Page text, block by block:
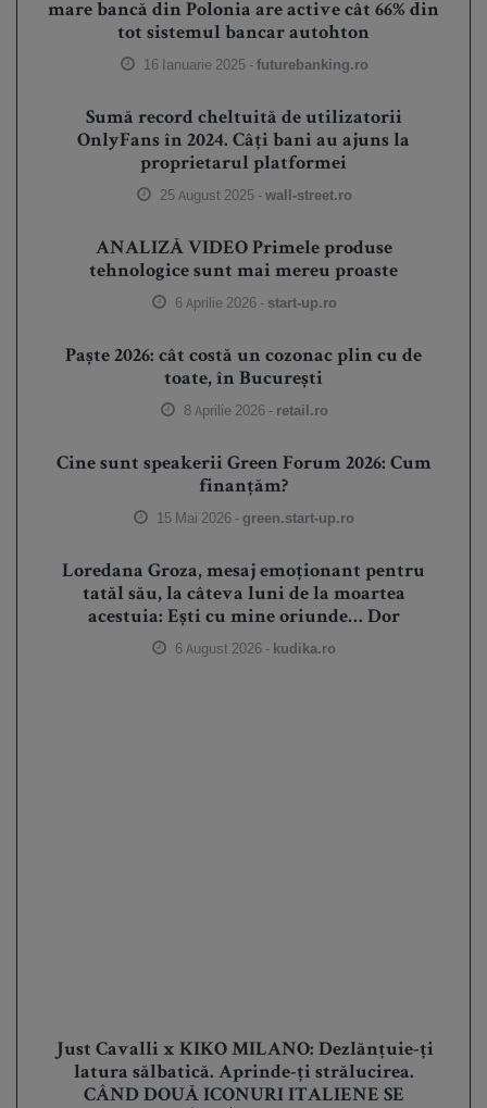
mare bancă din Polonia are active cât 66% din
tot sistemul bancar autohton
16 Ianuarie 2025 -futurebanking.ro
Sumă record cheltuită de utilizatorii
OnlyFans în 2024. Câți bani au ajuns la
proprietarul platformei
25 August 2025 -wall-street.ro
ANALIZĂ VIDEO Primele produse
tehnologice sunt mai mereu proaste
6 Aprilie 2026 - start-up.ro
Paște 2026: cât costă un cozonac plin cu de
toate, în București
8 Aprilie 2026 - retail.ro
Cine sunt speakerii Green Forum 2026: Cum
finanțăm?
15 Mai 2026 - green.start-up.ro
Loredana Groza, mesaj emoționant pentru
tatăl său, la câteva luni de la moartea
acestuia: Ești cu mine oriunde… Dor
6 August 2026 - kudika.ro
Just Cavalli x KIKO MILANO: Dezlănțuie-ți
latura sălbatică. Aprinde-ți strălucirea.
CÂND DOUĂ ICONURI ITALIENE SE